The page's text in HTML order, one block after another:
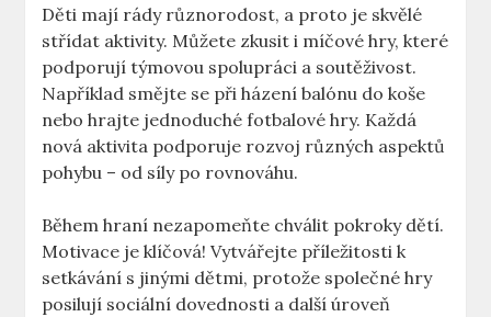
Děti mají rády různorodost, a proto je skvělé
střídat aktivity. Můžete zkusit i míčové hry, které
podporují týmovou spolupráci a soutěživost.
Například smějte se při házení balónu do koše
nebo hrajte jednoduché fotbalové hry. Každá
nová aktivita podporuje rozvoj různých aspektů
pohybu – od síly po rovnováhu.
Během hraní nezapomeňte chválit pokroky dětí.
Motivace je klíčová! Vytvářejte příležitosti k
setkávání s jinými dětmi, protože společné hry
posilují sociální dovednosti a další úroveň